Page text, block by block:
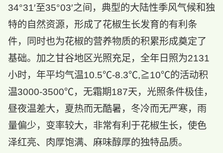
34°31′至35°03′之间，典型的大陆性季风气候和独
特的自然资源，形成了花椒生长发育的有利条
件，同时也为花椒的营养物质的积累形成奠定了
基础。加之甘谷地区光照充足，全年日照为2131
小时，年平均气温10.5℃-8.3℃,≧10℃的活动积
温3000-3500℃，无霜期187天，光照条件极佳，
昼夜温差大，夏热而无酷暑，冬冷而无严寒，雨
量偏少，变率较大，非常有利于花椒生长，使色
泽红亮、肉厚饱满、麻味醇厚的独特品质。